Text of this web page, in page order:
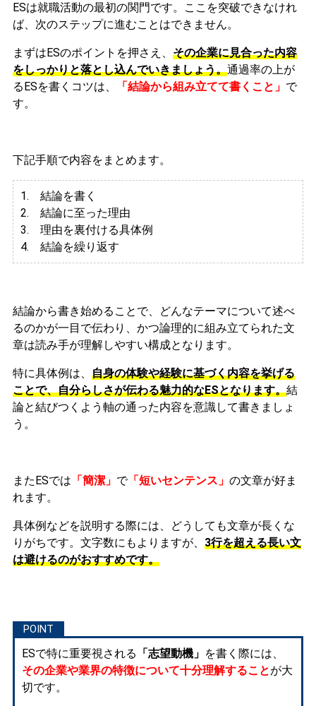
ESは就職活動の最初の関門です。ここを突破できなけれ
ば、次のステップに進むことはできません。
まずはESのポイントを押さえ、 その企業に見合った内容
をしっかりと落とし込んでいきましょう。通過率の上が
るESを書くコツは、
「結論から組み立てて書くこと」 で
す。
下記手順で内容をまとめます。
1. 結論を書く
2. 結論に至った理由
3. 理由を裏付ける具体例
4. 結論を繰り返す
結論から書き始めることで、どんなテーマについて述べ
るのかが一目で伝わり、かつ論理的に組み立てられた文
章は読み手が理解しやすい構成となります。
特に具体例は、 自身の体験や経験に基づく内容を挙げる
ことで、自分らしさが伝わる魅力的なESとなります。結
論と結びつくよう軸の通った内容を意識して書きましょ
う。
またESでは 「簡潔」 で「短いセンテンス」 の文章が好ま
れます。
具体例などを説明する際には、どうしても文章が長くな
りがちです。文字数にもよりますが、 3行を超える長い文
は避けるのがおすすめです。
ESで特に重要視される 「志望動機」 を書く際には、
その企業や業界の特徴について十分理解することが大
切です。